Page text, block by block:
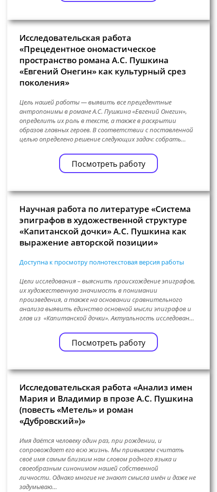
Исследовательская работа
«Прецедентное ономастическое
пространство романа А.С. Пушкина
«Евгений Онегин» как культурный срез
поколения»
Цель нашей работы — выявить все прецедентные
антропонимы в романе А.С. Пушкина «Евгений Онегин»,
определить их роль в тексте, а также в раскрытии
образов главных героев. В соответствии с поставленной
целью определено решение следующих задач: собрать…
Посмотреть работу
Научная работа по литературе «Система
эпиграфов в художественной структуре
«Капитанской дочки» А.С. Пушкина как
выражение авторской позиции»
Доступна к просмотру полнотекстовая версия работы
Цели исследования – выяснить происхождение эпиграфов,
их художественную значимость в понимании
произведения, а также на основании сравнительного
анализа выявить единство основной мысли эпиграфов и
глав из «Капитанской дочки». Актуальность исследован…
Посмотреть работу
Исследовательская работа «Анализ имен
Мария и Владимир в прозе А.С. Пушкина
(повесть «Метель» и роман
«Дубровский»)»
Имя даётся человеку один раз, при рождении, и
сопровождает его всю жизнь. Мы привыкаем считать
своё имя самым близким нам словом родного языка и
своеобразным синонимом нашей собственной
личности. Однако многие не знают смысла имён и даже не
задумываю…